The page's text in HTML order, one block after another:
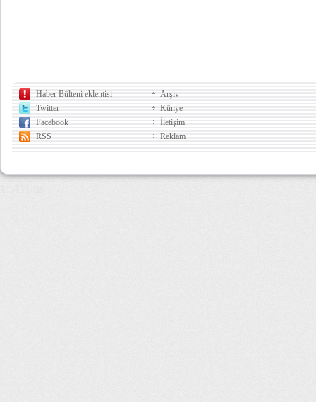
Haber Bülteni eklentisi
Twitter
Facebook
RSS
Arşiv
Künye
İletişim
Reklam